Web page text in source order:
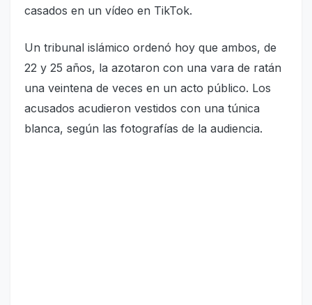
casados en un vídeo en TikTok.
Un tribunal islámico ordenó hoy que ambos, de
22 y 25 años, la azotaron con una vara de ratán
una veintena de veces en un acto público. Los
acusados acudieron vestidos con una túnica
blanca, según las fotografías de la audiencia.